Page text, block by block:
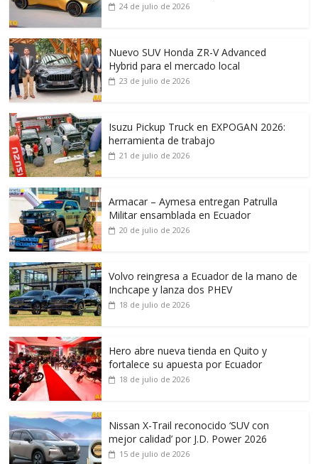
24 de julio de 2026
Nuevo SUV Honda ZR-V Advanced
Hybrid para el mercado local
23 de julio de 2026
Isuzu Pickup Truck en EXPOGAN 2026:
herramienta de trabajo
21 de julio de 2026
Armacar – Aymesa entregan Patrulla
Militar ensamblada en Ecuador
20 de julio de 2026
Volvo reingresa a Ecuador de la mano de
Inchcape y lanza dos PHEV
18 de julio de 2026
Hero abre nueva tienda en Quito y
fortalece su apuesta por Ecuador
18 de julio de 2026
Nissan X-Trail reconocido ‘SUV con
mejor calidad’ por J.D. Power 2026
15 de julio de 2026